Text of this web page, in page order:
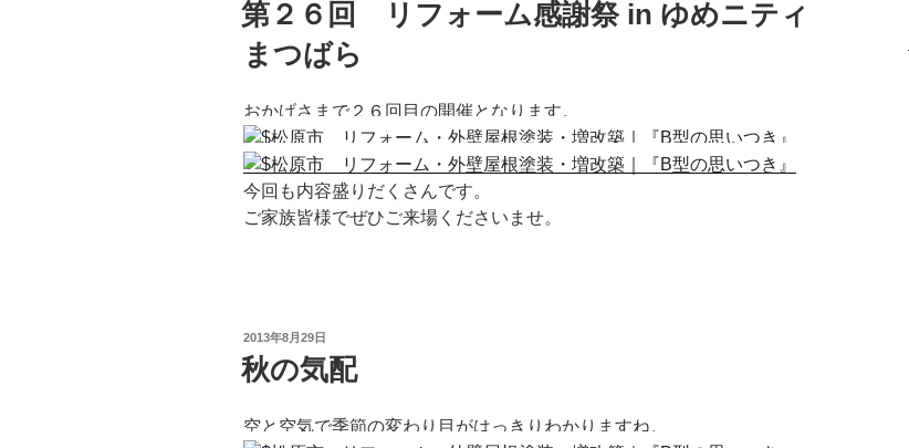
日:
第２６回 リフォーム感謝祭 in ゆめニティ
まつばら
おかげさまで２６回目の開催となります。
今回も内容盛りだくさんです。
ご家族皆様でぜひご来場くださいませ。
投
稿
日:
2013年8月29日
秋の気配
空と空気で季節の変わり目がはっきりわかりますね。